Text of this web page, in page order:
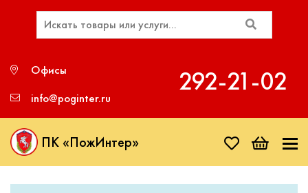
Офисы
info@poginter.ru
292‑21‑02
ПК «ПожИнтер»